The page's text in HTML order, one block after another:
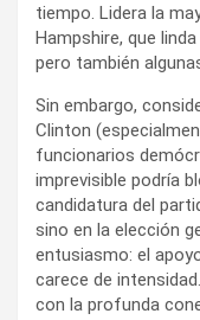
tiempo. Lidera la
Hampshire, que
pero también
Sin embargo,
Clinton
funcionarios
imprevisible podría
candidatura del
sino en la elección
entusiasmo: el
carece de
con la profunda